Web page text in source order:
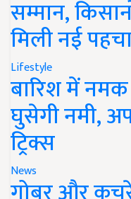
सम्मान,
मिली नई
Lifestyle
बारिश में
घुसेगी नमी,
ट्रिक्स
News